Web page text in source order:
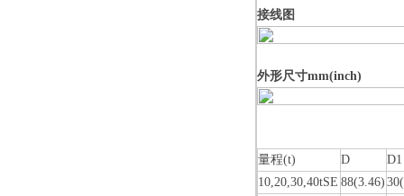
接线图
外形尺寸mm(inch)
量程(t) D
D1
10,20,30,40tSE 88(3.46)